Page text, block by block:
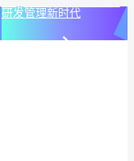
研发管理新时代